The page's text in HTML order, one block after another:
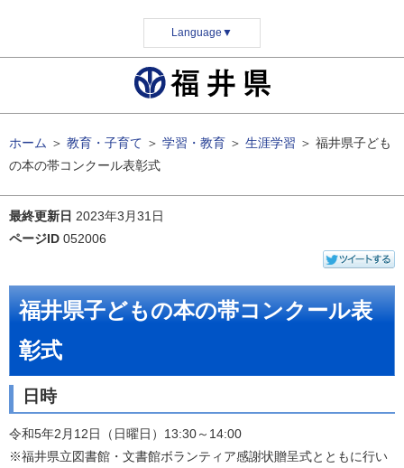
Language ▼
ホーム ＞ 教育・子育て ＞ 学習・教育 ＞ 生涯学習 ＞ 福井県子ども
の本の帯コンクール表彰式
最終更新日 2023年3月31日
ページID 052006
福井県子どもの本の帯コンクール表
彰式
日時
令和5年2月12日（日曜日）13:30～14:00
※福井県立図書館・文書館ボランティア感謝状贈呈式とともに行い